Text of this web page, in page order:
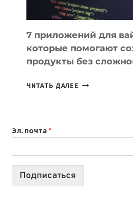
7 приложений для
которые помогают
продукты без
ЧИТАТЬ ДАЛЕЕ
СОЗДАВАТЬ
ПРОДУКТЫ
Эл. почта *
Подписаться